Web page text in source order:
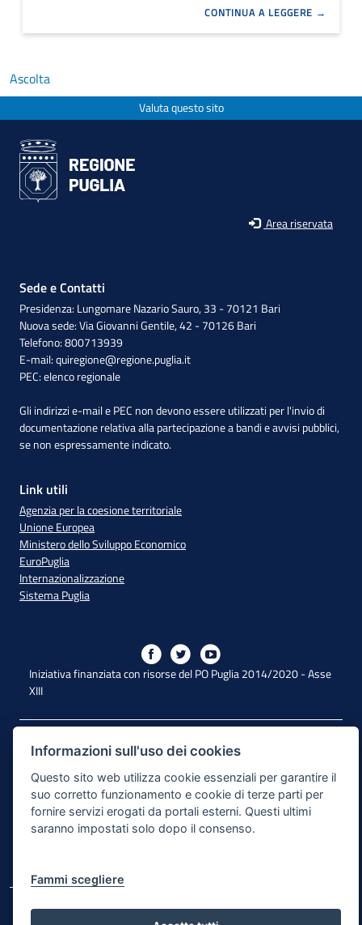
CONTINUA A LEGGERE
Ascolta
Valuta questo sito
Area riservata
Sede e Contatti
Presidenza: Lungomare Nazario Sauro, 33 - 70121 Bari
Nuova sede: Via Giovanni Gentile, 42 - 70126 Bari
Telefono: 800713939
E-mail:quiregione@regione.puglia.it
PEC:elenco regionale
Gli indirizzi e-mail e PEC non devono essere utilizzati per l'invio di
documentazione relativa alla partecipazione a bandi e avvisi pubblici,
se non espressamente indicato.
Link utili
Agenzia per la coesione territoriale
Unione Europea
Ministero dello Sviluppo Economico
EuroPuglia
Internazionalizzazione
Sistema Puglia
Iniziativa finanziata con risorse del PO Puglia 2014/2020 - Asse
XIII
Dichiarazione di Accessibilità
Note Legali
Cookie e Privacy
Responsabile di pubblicazione
Informazioni sull'uso dei cookies
Questo sito web utilizza cookie essenziali per garantire il
suo corretto funzionamento e cookie di terze parti per
fornire servizi erogati da portali esterni. Questi ultimi
saranno impostati solo dopo il consenso.
Fammi scegliere